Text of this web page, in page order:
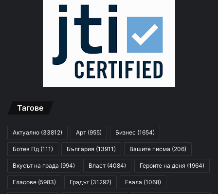
Тагове
Актуално (33812) Арт (955) Бизнес (1654)
Ботев Пд (111) България (13911) Вашите писма (206)
Вкусът на града (994) Власт (4084) Героите на деня (1964)
Гласове (5983) Градът (31292) Евала (1068)